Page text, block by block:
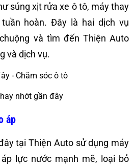
súng xịt rửa xe ô tô, máy thay
hoàn. Đây là hai dịch vụ
và tìm đến Thiện Auto
và dịch vụ.
nhớt gần đây
áp
tại Thiện Auto sử dụng máy
lực nước mạnh mẽ, loại bỏ